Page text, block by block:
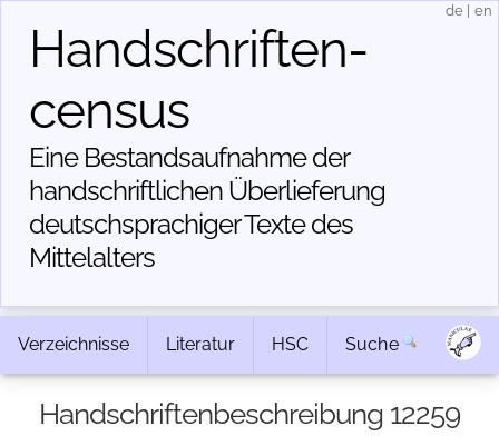
Handschriften­
census
Eine Bestandsaufnahme der
handschriftlichen Über­lieferung
deutschsprachiger Texte des
Mittelalters
de en
Verzeichnisse Literatur HSC Suche
Handschriftenbeschreibung 12259